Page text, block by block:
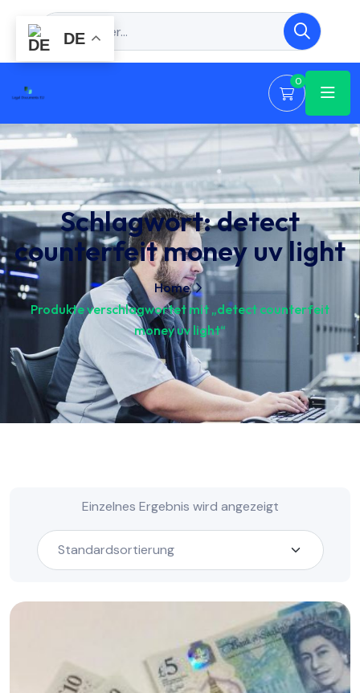
0
Schlagwort:detect
counterfeit money uv light
Home
Produkte verschlagwortet mit „detect counterfeit
money uv light“
Einzelnes Ergebnis wird angezeigt
DE